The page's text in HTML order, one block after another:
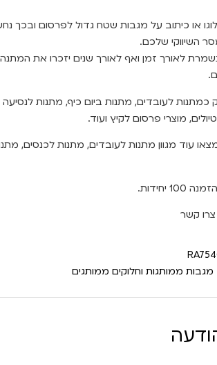
או כיתוב על מגבות שטח גדול לפרסום ובכך
השיווקי שלכם.
לאורך זמן ואף לאורך שנים יזכרו את המתנה
כמתנות לעובדים, מתנות ביום כיף, מתנות לנסיעה
מוצרי פרסום לקיץ ועוד.
עוד מגוון מתנות לעובדים, מתנות לכנסים,
יחידות.
קשר
מגבות ממותגות וחלוקים ממותגים